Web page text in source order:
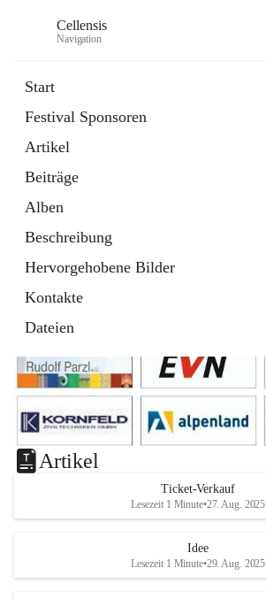
Cellensis
Navigation
Start
Festival Sponsoren
Artikel
Beiträge
Alben
Beschreibung
Hervorgehobene Bilder
Kontakte
Dateien
Festival Sponsoren
Artikel
Ticket-Verkauf
Lesezeit 1 Minute•27. Aug. 2025
Idee
Lesezeit 1 Minute•29. Aug. 2025